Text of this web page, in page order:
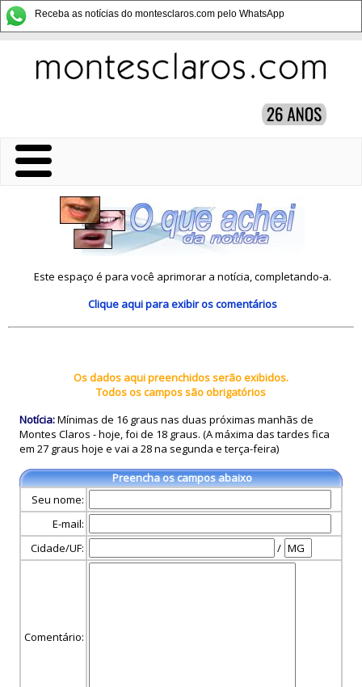
Receba as notícias do montesclaros.com pelo WhatsApp
Este espaço é para você aprimorar a notícia, completando-a.
Clique aquipara exibir os comentários
Os dados aqui preenchidos serão exibidos.
Todos os campos são obrigatórios
Notícia:Mínimas de 16 graus nas duas próximas manhãs de
Montes Claros - hoje, foi de 18 graus. (A máxima das tardes fica
em 27 graus hoje e vai a 28 na segunda e terça-feira)
Preencha os campos abaixo
Seu nome:
E-mail:
Cidade/UF:
/
Comentário: